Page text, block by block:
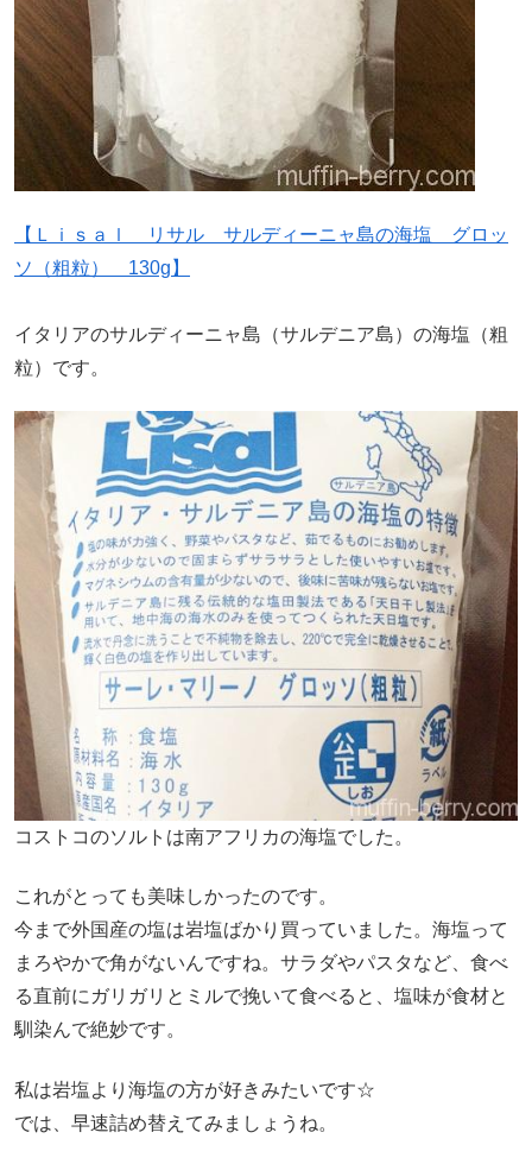
【Ｌｉｓａｌ リサル サルディーニャ島の海塩 グロッ
ソ（粗粒） 130g】
イタリアのサルディーニャ島（サルデニア島）の海塩（粗
粒）です。
コストコのソルトは南アフリカの海塩でした。
これがとっても美味しかったのです。
今まで外国産の塩は岩塩ばかり買っていました。海塩って
まろやかで角がないんですね。サラダやパスタなど、食べ
る直前にガリガリとミルで挽いて食べると、塩味が食材と
馴染んで絶妙です。
私は岩塩より海塩の方が好きみたいです☆
では、早速詰め替えてみましょうね。